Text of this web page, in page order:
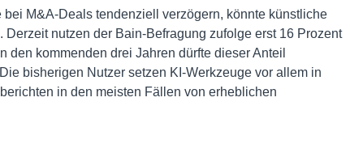
M&A-Deals tendenziell verzögern, könnte künstliche
nutzen der Bain-Befragung zufolge erst 16 Prozent
den kommenden drei Jahren dürfte dieser Anteil
bisherigen Nutzer setzen KI-Werkzeuge vor allem in
in den meisten Fällen von erheblichen